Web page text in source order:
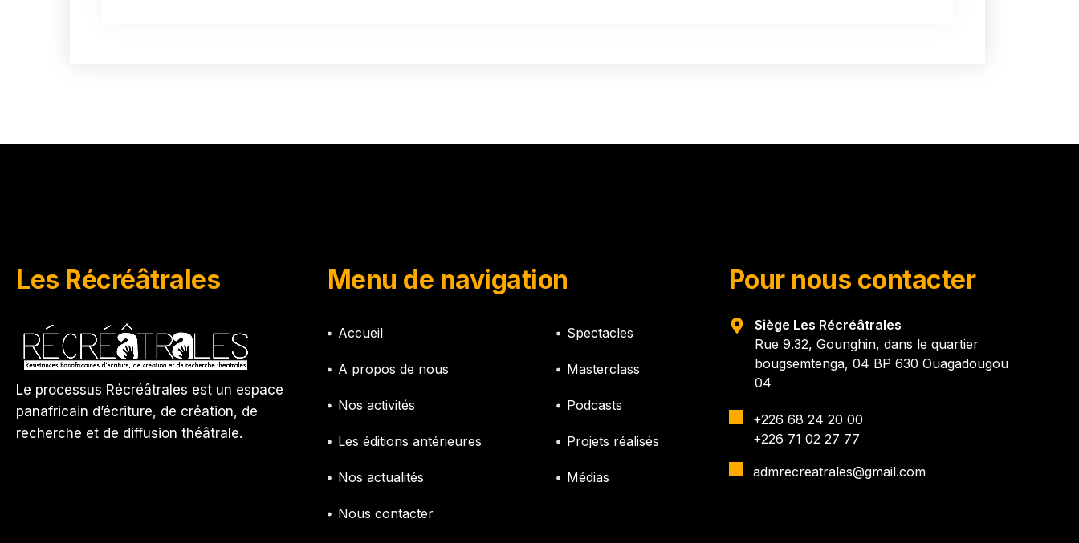
Les Récréâtrales
Le processus Récréâtrales est un espace
panafricain d’écriture, de création, de
recherche et de diffusion théâtrale.
Menu de navigation
Accueil
A propos de nous
Nos activités
Les éditions antérieures
Nos actualités
Nous contacter
Spectacles
Masterclass
Podcasts
Projets réalisés
Médias
Pour nous contacter
Siège Les Récréâtrales
Rue 9.32, Gounghin, dans le quartier
bougsemtenga, 04 BP 630 Ouagadougou
04
+226 68 24 20 00
+226 71 02 27 77
admrecreatrales@gmail.com